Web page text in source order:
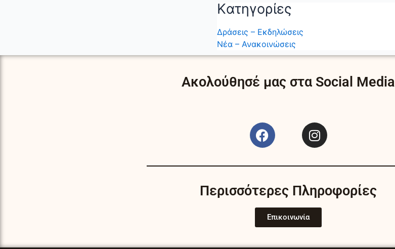
Kατηγορίες
Δράσεις – Εκδηλώσεις
Νέα – Ανακοινώσεις
Ακολούθησέ μας στα Social Media
F
a
e
o
o
k
I
n
t
g
r
m
Περισσότερες Πληροφορίες
Επικοινωνία